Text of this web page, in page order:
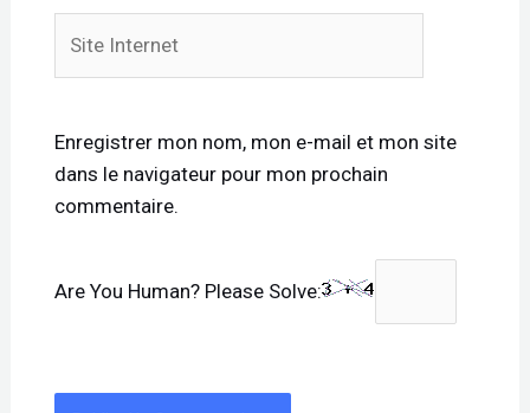
Internet
Enregistrer mon nom, mon e-mail et mon site
dans le navigateur pour mon prochain
commentaire.
Are You Human? Please Solve: